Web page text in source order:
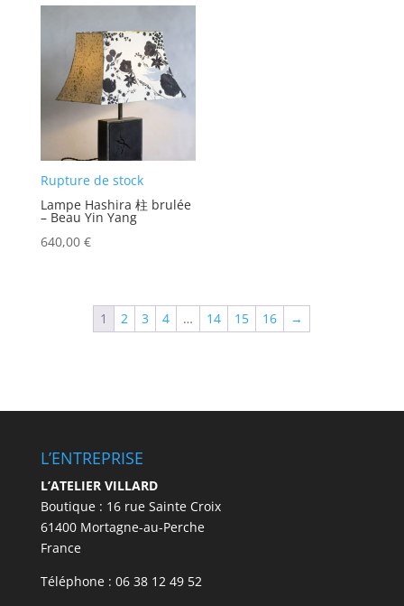
Rupture de stock
Lampe Hashira 柱 brulée
– Beau Yin Yang
640,00 €
1 2 3 4 … 14 15 16 →
L’ENTREPRISE
L’ATELIER VILLARD
Boutique : 16 rue Sainte Croix
61400 Mortagne-au-Perche
France
Téléphone : 06 38 12 49 52